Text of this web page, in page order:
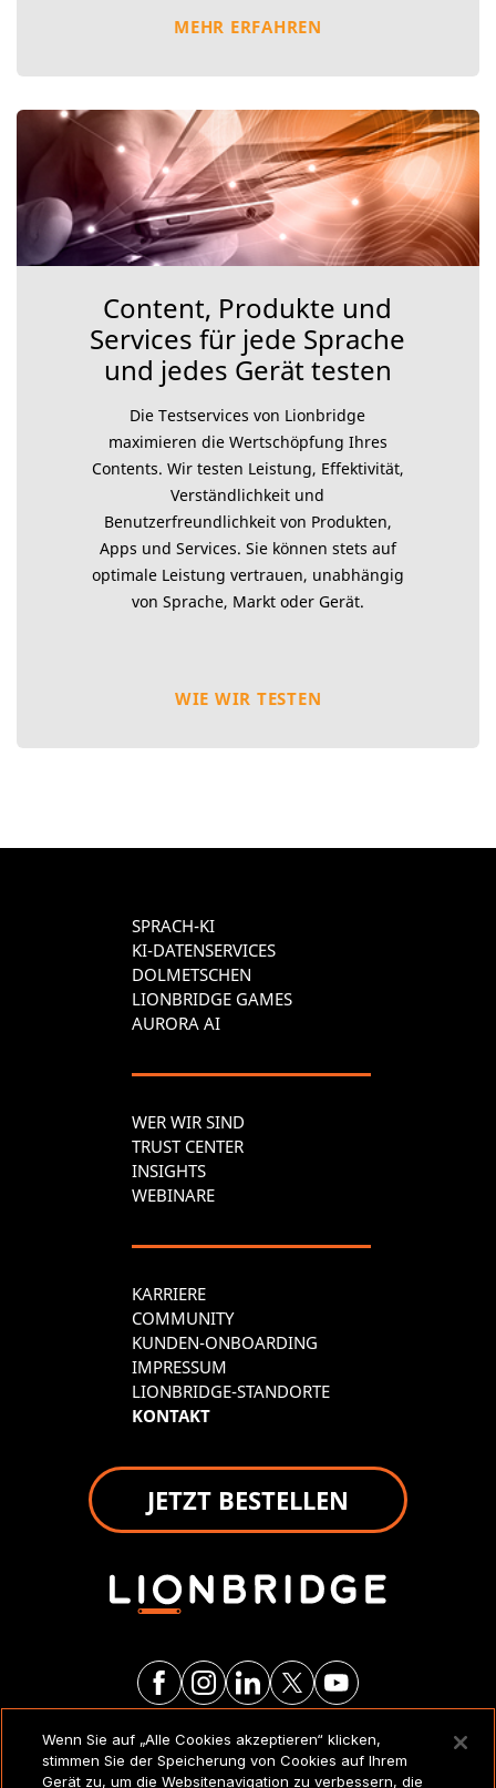
MEHR ERFAHREN
Content, Produkte und
Services für jede Sprache
und jedes Gerät testen
Die Testservices von Lionbridge
maximieren die Wertschöpfung Ihres
Contents. Wir testen Leistung, Effektivität,
Verständlichkeit und
Benutzerfreundlichkeit von Produkten,
Apps und Services. Sie können stets auf
optimale Leistung vertrauen, unabhängig
von Sprache, Markt oder Gerät.
WIE WIR TESTEN
SPRACH-KI
KI-DATENSERVICES
DOLMETSCHEN
LIONBRIDGE GAMES
AURORA AI
WER WIR SIND
TRUST CENTER
INSIGHTS
WEBINARE
KARRIERE
COMMUNITY
KUNDEN-ONBOARDING
IMPRESSUM
LIONBRIDGE-STANDORTE
KONTAKT
JETZT BESTELLEN
RECHTSVERMERKE UND
RICHTLINIEN
Wenn Sie auf „Alle Cookies akzeptieren“ klicken,
stimmen Sie der Speicherung von Cookies auf Ihrem
Gerät zu, um die Websitenavigation zu verbessern, die